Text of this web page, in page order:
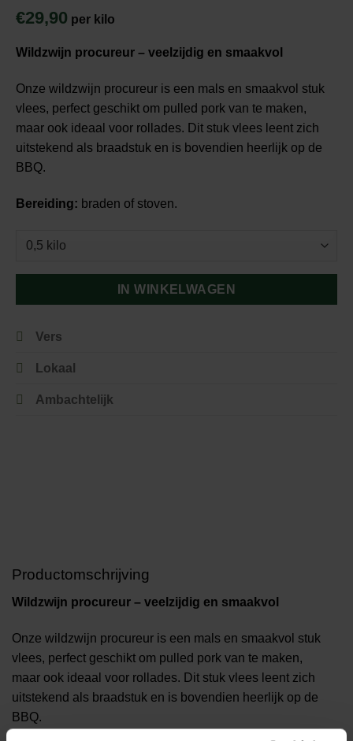
€29,90 per kilo
Wildzwijn procureur – veelzijdig en smaakvol
Onze wildzwijn procureur is een mals en smaakvol stuk
vlees, perfect geschikt om pulled pork van te maken,
maar ook ideaal voor rollades. Dit stuk vlees leent zich
uitstekend als braadstuk en is bovendien heerlijk op de
BBQ.
Bereiding: braden of stoven.
IN WINKELWAGEN
Vers
Lokaal
Ambachtelijk
Productomschrijving
Wildzwijn procureur – veelzijdig en smaakvol
Onze wildzwijn procureur is een mals en smaakvol stuk
vlees, perfect geschikt om pulled pork van te maken,
maar ook ideaal voor rollades. Dit stuk vlees leent zich
uitstekend als braadstuk en is bovendien heerlijk op de
BBQ.